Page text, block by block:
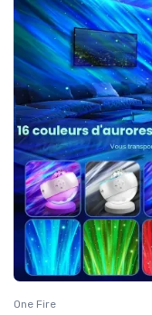
One Fire